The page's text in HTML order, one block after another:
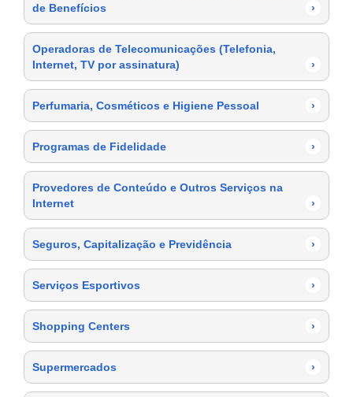
de Benefícios
›
Operadoras de Telecomunicações (Telefonia,
Internet, TV por assinatura)
›
Perfumaria, Cosméticos e Higiene Pessoal ›
Programas de Fidelidade ›
Provedores de Conteúdo e Outros Serviços na
Internet
›
Seguros, Capitalização e Previdência ›
Serviços Esportivos ›
Shopping Centers ›
Supermercados ›